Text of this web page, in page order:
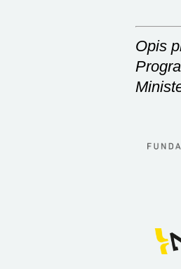
Opis